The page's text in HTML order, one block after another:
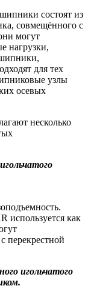
состоят из
совмещённого с
могут
нагрузки,
для тех
узлы
осевых
несколько
как
перекрестной
игольчатого